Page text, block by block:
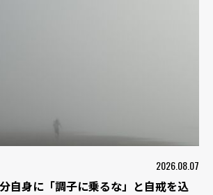
2026.08.07
自身に「調子に乗るな」と自戒を込